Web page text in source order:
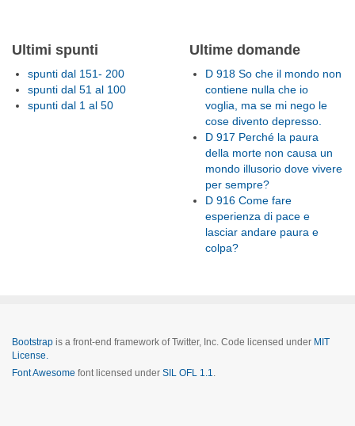
Ultimi spunti
spunti dal 151- 200
spunti dal 51 al 100
spunti dal 1 al 50
Ultime domande
D 918 So che il mondo non
contiene nulla che io
voglia, ma se mi nego le
cose divento depresso.
D 917 Perché la paura
della morte non causa un
mondo illusorio dove vivere
per sempre?
D 916 Come fare
esperienza di pace e
lasciar andare paura e
colpa?
Bootstrap is a front-end framework of Twitter, Inc. Code licensed under MIT
License.
Font Awesome font licensed under SIL OFL 1.1.